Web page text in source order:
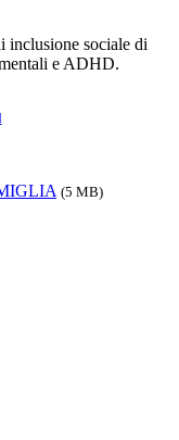
inclusione sociale di
e ADHD.
(5 MB)